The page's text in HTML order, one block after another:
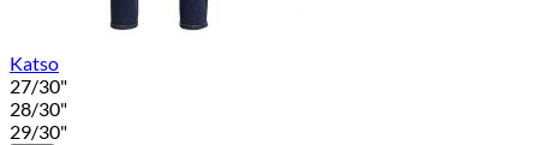
Katso
27/30"
28/30"
29/30"